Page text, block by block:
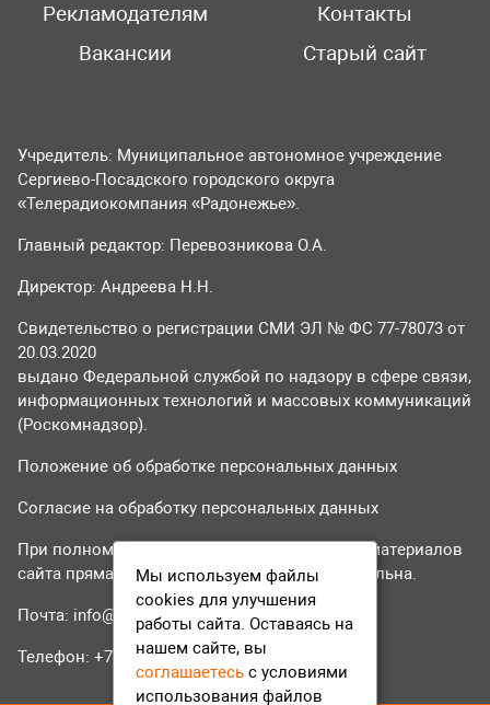
Рекламодателям
Контакты
Вакансии
Старый сайт
Учредитель: Муниципальное автономное учреждение
Сергиево-Посадского городского округа
«Телерадиокомпания «Радонежье».
Главный редактор: Перевозникова О.А.
Директор: Андреева Н.Н.
Свидетельство о регистрации СМИ ЭЛ № ФС 77-78073 от
20.03.2020
выдано Федеральной службой по надзору в сфере связи,
информационных технологий и массовых коммуникаций
(Роскомнадзор).
Положение об обработке персональных данных
Согласие на обработку персональных данных
При полном или частичном использовании материалов
сайта прямая гиперссылка на tvr24.tv обязательна.
Почта: info@tvr24.tv
Телефон: +7 (496) 551-04-95
Мы используем файлы
cookies для улучшения
работы сайта. Оставаясь на
нашем сайте, вы
соглашаетесь с условиями
использования файлов